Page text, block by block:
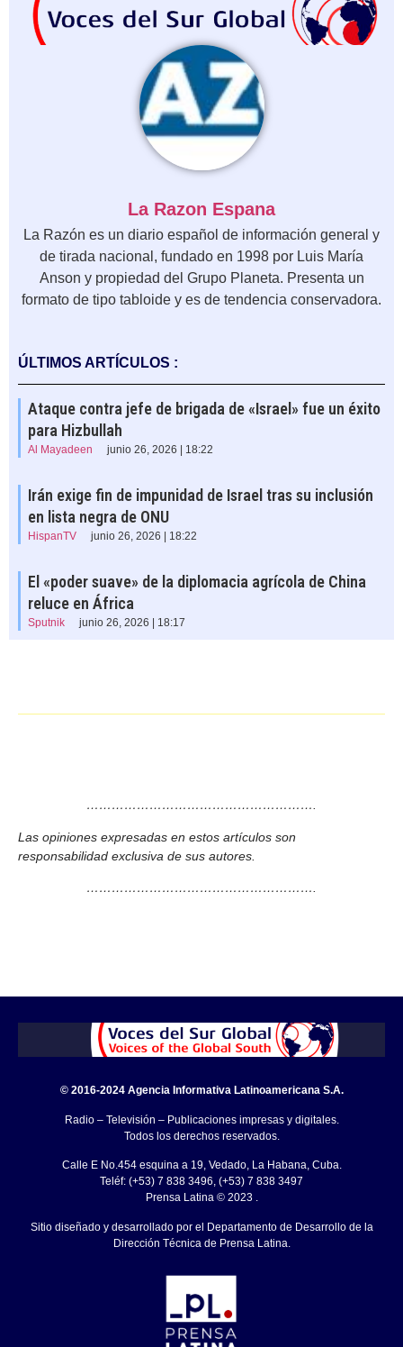
La Razon Espana
La Razón es un diario español de información general y
de tirada nacional, fundado en 1998 por Luis María
Anson y propiedad del Grupo Planeta. Presenta un
formato de tipo tabloide y es de tendencia conservadora.
ÚLTIMOS ARTÍCULOS :
Ataque contra jefe de brigada de «Israel» fue un éxito
para Hizbullah
Al Mayadeen junio 26, 2026 | 18:22
Irán exige fin de impunidad de Israel tras su inclusión
en lista negra de ONU
HispanTV junio 26, 2026 | 18:22
El «poder suave» de la diplomacia agrícola de China
reluce en África
Sputnik junio 26, 2026 | 18:17
……………………………………………….
Las opiniones expresadas en estos artículos son
responsabilidad exclusiva de sus autores.
……………………………………………….
© 2016-2024 Agencia Informativa Latinoamericana S.A.
Radio – Televisión – Publicaciones impresas y digitales.
Todos los derechos reservados.
Calle E No.454 esquina a 19, Vedado, La Habana, Cuba.
Teléf: (+53) 7 838 3496, (+53) 7 838 3497
Prensa Latina © 2023 .
Sitio diseñado y desarrollado por el Departamento de Desarrollo de la
Dirección Técnica de Prensa Latina.